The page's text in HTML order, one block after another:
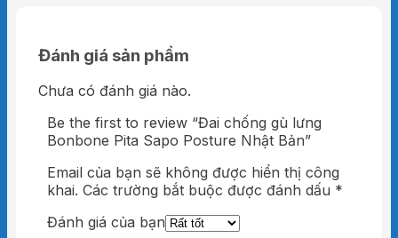
PITA-SAPO Posture thiết kế gọn gàng với bộ
dây đeo qua vai và ôm ngang sống lưng, hỗ trợ
bảo vệ cột sống tối đa và rất hiệu quả trong
việc chống gù cho mọi người.
Đánh giá sản phẩm
Chưa có đánh giá nào.
Be the first to review “Đai chống gù lưng
Bonbone Pita Sapo Posture Nhật Bản”
Email của bạn sẽ không được hiển thị công
khai. Các trường bắt buộc được đánh dấu *
Đánh giá của bạn